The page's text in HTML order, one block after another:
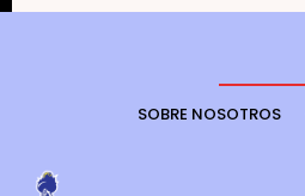
SOBRE NOSOTROS